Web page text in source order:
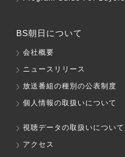
BS朝日について
会社概要
ニュースリリース
放送番組の種別の公表制度
個人情報の取扱いについて
視聴データの取扱いについて
アクセス